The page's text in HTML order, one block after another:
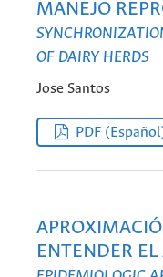
MANEJO
OF DAIRY HERDS
Jose Santos
PDF
ENTENDER